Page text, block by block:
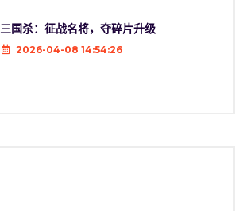
三国杀：征战名将，夺碎片升级
2026-04-08 14:54:26